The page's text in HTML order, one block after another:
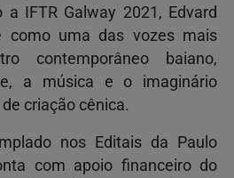
a IFTR Galway 2021, Edvard
como uma das vozes mais
contemporâneo baiano,
a música e o imaginário
criação cênica.
nos Editais da Paulo
com apoio financeiro do